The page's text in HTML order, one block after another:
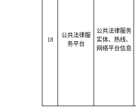
18
公共法律服
务平台
公共法律服务
实体、热线、
网络平台信息